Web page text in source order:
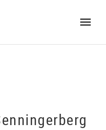
Toggle